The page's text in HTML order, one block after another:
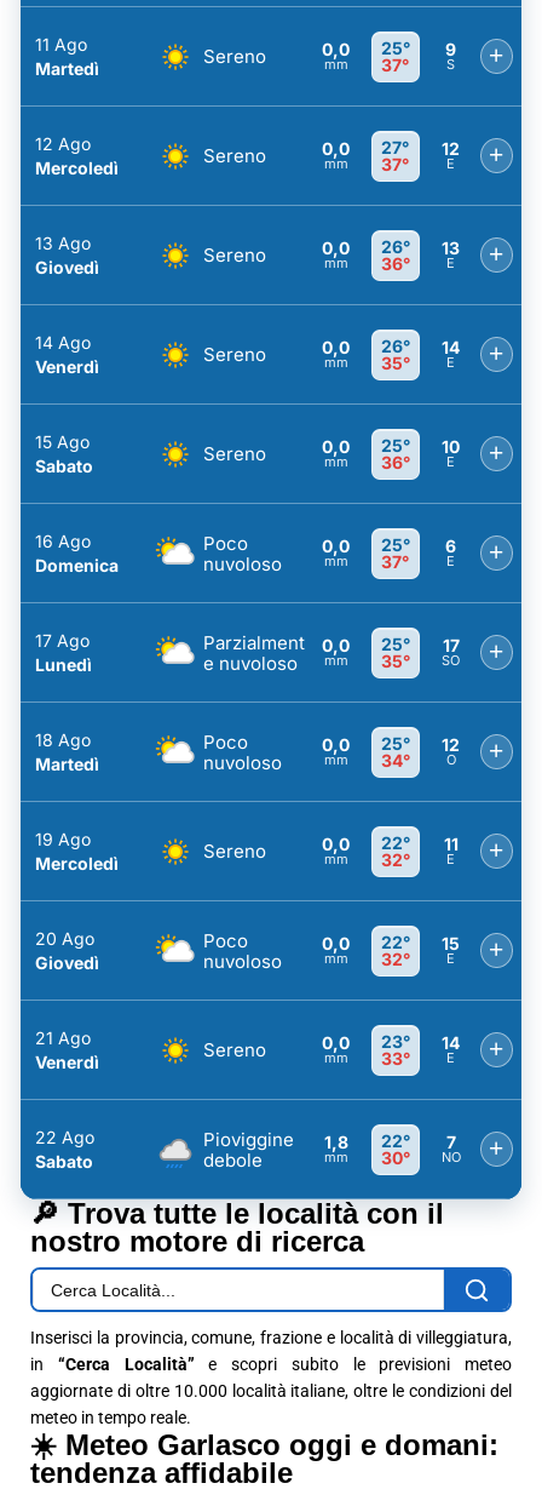
11 Ago
Martedì
Sereno 0,0
mm
25°
37°
9
S +
12 Ago
Mercoledì
Sereno 0,0
mm
27°
37°
12
E +
13 Ago
Giovedì
Sereno 0,0
mm
26°
36°
13
E +
14 Ago
Venerdì
Sereno 0,0
mm
26°
35°
14
E +
15 Ago
Sabato
Sereno 0,0
mm
25°
36°
10
E +
16 Ago
Domenica
Poco
nuvoloso
0,0
mm
25°
37°
6
E +
17 Ago
Lunedì
Parzialment
e nuvoloso
0,0
mm
25°
35°
17
SO +
18 Ago
Martedì
Poco
nuvoloso
0,0
mm
25°
34°
12
O +
19 Ago
Mercoledì
Sereno 0,0
mm
22°
32°
11
E +
20 Ago
Giovedì
Poco
nuvoloso
0,0
mm
22°
32°
15
E +
21 Ago
Venerdì
Sereno 0,0
mm
23°
33°
14
E +
22 Ago
Sabato
Pioviggine
debole
1,8
mm
22°
30°
7
NO +
🔎 Trova tutte le località con il
nostro motore di ricerca
Inserisci la provincia, comune, frazione e località di villeggiatura,
in “Cerca Località” e scopri subito le previsioni meteo
aggiornate di oltre 10.000 località italiane, oltre le condizioni del
meteo in tempo reale.
☀️ Meteo Garlasco oggi e domani:
tendenza affidabile